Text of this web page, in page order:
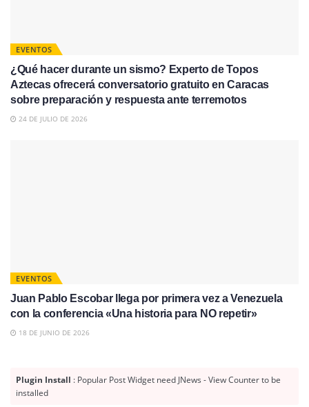
EVENTOS
¿Qué hacer durante un sismo? Experto de Topos
Aztecas ofrecerá conversatorio gratuito en Caracas
sobre preparación y respuesta ante terremotos
24 DE JULIO DE 2026
EVENTOS
Juan Pablo Escobar llega por primera vez a Venezuela
con la conferencia «Una historia para NO repetir»
18 DE JUNIO DE 2026
Plugin Install : Popular Post Widget need JNews - View Counter to be
installed